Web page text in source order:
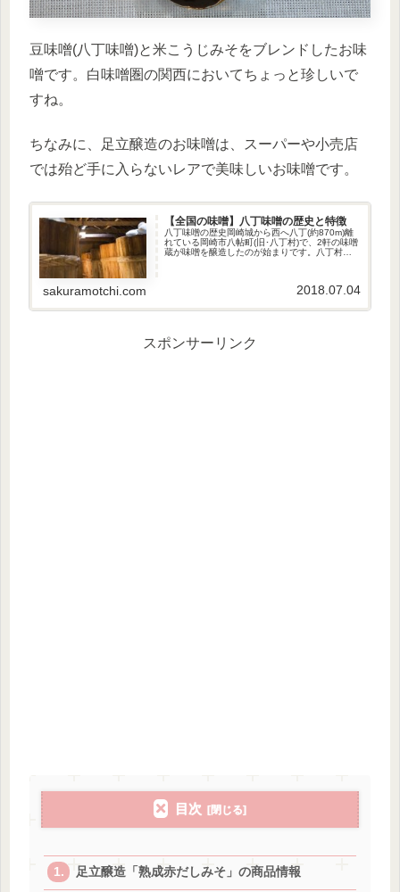
豆味噌(八丁味噌)と米こうじみそをブレンドしたお味
噌です。白味噌圏の関西においてちょっと珍しいで
すね。
ちなみに、足立醸造のお味噌は、スーパーや小売店
では殆ど手に入らないレアで美味しいお味噌です。
【全国の味噌】八丁味噌の歴史と特徴
八丁味噌の歴史岡崎城から西へ八丁(約870m)離
れている岡崎市八帖町(旧･八丁村)で、2軒の味噌
蔵が味噌を醸造したのが始まりです。八丁村
sakuramotchi.com 2018.07.04
スポンサーリンク
目次
足立醸造「熟成赤だしみそ」の商品情報